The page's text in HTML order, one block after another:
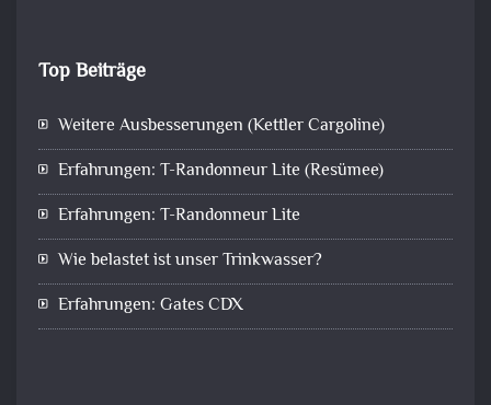
Top Beiträge
Weitere Ausbesserungen (Kettler Cargoline)
Erfahrungen: T-Randonneur Lite (Resümee)
Erfahrungen: T-Randonneur Lite
Wie belastet ist unser Trinkwasser?
Erfahrungen: Gates CDX